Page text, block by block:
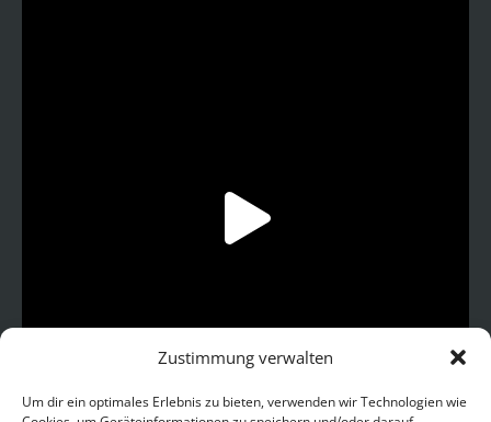
Zustimmung verwalten
Um dir ein optimales Erlebnis zu bieten, verwenden wir Technologien wie